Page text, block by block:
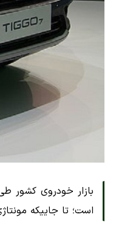
بازار خودروی کشور
است؛ تا جاییکه مونتاژی‌ها با دلار ۶۰ تا ۷۰